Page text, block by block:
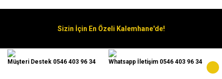
Sizin İçin En Özeli Kalemhane'de!
Müşteri Destek 0546 403 96 34 Whatsapp İletişim 0546 403 96 34